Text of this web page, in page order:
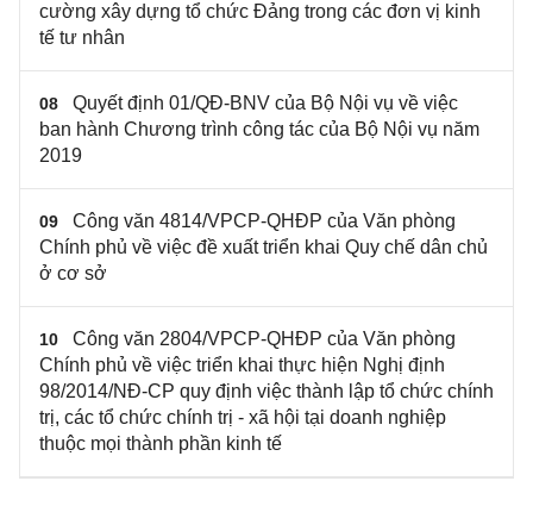
cường xây dựng tổ chức Đảng trong các đơn vị kinh
tế tư nhân
08
Quyết định 01/QĐ-BNV của Bộ Nội vụ về việc
ban hành Chương trình công tác của Bộ Nội vụ năm
2019
09
Công văn 4814/VPCP-QHĐP của Văn phòng
Chính phủ về việc đề xuất triển khai Quy chế dân chủ
ở cơ sở
10
Công văn 2804/VPCP-QHĐP của Văn phòng
Chính phủ về việc triển khai thực hiện Nghị định
98/2014/NĐ-CP quy định việc thành lập tổ chức chính
trị, các tổ chức chính trị - xã hội tại doanh nghiệp
thuộc mọi thành phần kinh tế